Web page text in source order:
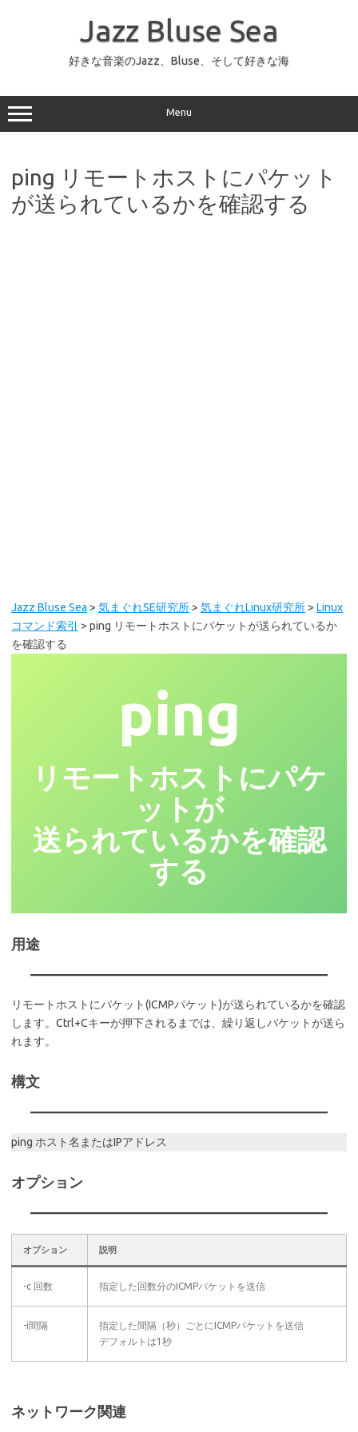
ッ
プ
Jazz Bluse Sea
好きな音楽のJazz、Bluse、そして好きな海
Menu
ping リモートホストにパケット
が送られているかを確認する
Jazz Bluse Sea > 気まぐれSE研究所> 気まぐれLinux研究所> Linux
コマンド索引
> ping リモートホストにパケットが送られているか
を確認する
ping
リモートホストにパケ
ットが
送られているかを確認
する
用途
リモートホストにパケット(ICMPパケット)が送られているかを確認
します。Ctrl+Cキーが押下されるまでは、繰り返しパケットが送ら
れます。
構文
ping ホスト名またはIPアドレス
オプション
オプション 説明
-c 回数 指定した回数分のICMPパケットを送信
-i間隔
指定した間隔（秒）ごとにICMPパケットを送信
デフォルトは1秒
ネットワーク関連